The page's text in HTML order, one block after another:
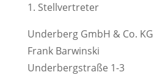
1. Stellvertreter
Underberg GmbH & Co. KG
Frank Barwinski
Underbergstraße 1-3